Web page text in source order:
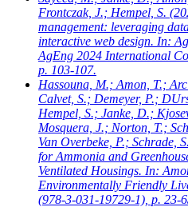
Frontczak, J.; Hempel, S.
management: leveraging
interactive web design. In:
AgEng 2024 International
p. 103-107.
Hassouna, M.; Amon, T.;
Calvet, S.; Demeyer, P.;
Hempel, S.; Janke, D.;
Mosquera, J.; Norton, T.;
Van Overbeke, P.; Schrade, S.
for Ammonia and
Ventilated Housings. In:
Environmentally Friendly
(978-3-031-19729-1), p. 23-